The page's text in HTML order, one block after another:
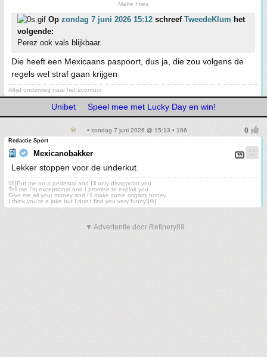
Maffe Fries
Op zondag 7 juni 2026 15:12 schreef TweedeKlum het
volgende:
Perez ook vals blijkbaar.
Die heeft een Mexicaans paspoort, dus ja, die zou volgens de
regels wel straf gaan krijgen
Altijd onderweg naar het avontuur
Unibet Speel mee met Lucky Day en win!
• zondag 7 juni 2026 @ 15:13 • 186
Redactie Sport
Mexicanobakker
Lekker stoppen voor de underkut.
\[i\]Put me on a pedestal and I'll only disappoint you
Tell me I'm exceptional and I promise to exploit you
Give me all your money and I'll make some origami honey
I think you're a joke but I don't find you very funny\[/i\]
▼ Advertentie door Refinery89